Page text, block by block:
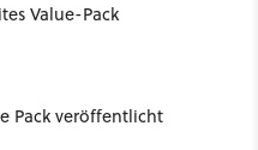
Value-Pack
Pack veröffentlicht